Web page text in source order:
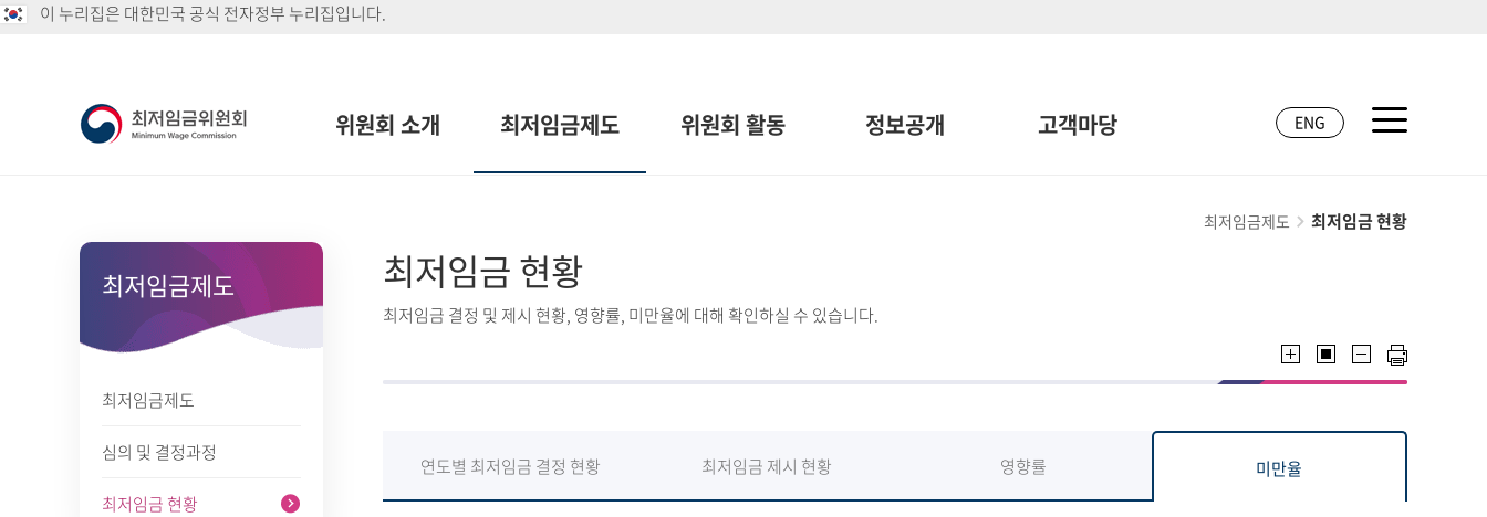
이 누리집은 대한민국 공식 전자정부 누리집입니다.
위원회 소개 최저임금제도 위원회 활동 정보공개 고객마당 ENG
최저임금제도
최저임금제도
심의 및 결정과정
최저임금 현황
최저임금제도 최저임금 현황
최저임금 현황
최저임금 결정 및 제시 현황, 영향률, 미만율에 대해 확인하실 수 있습니다.
연도별 최저임금 결정 현황 최저임금 제시 현황 영향률 미만율